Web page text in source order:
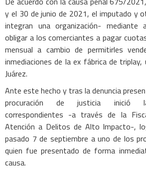
y el 30 de junio de 2021, el imputado y
integran una organización- mediante
obligar a los comerciantes a pagar
mensual a cambio de permitirles
inmediaciones de la ex fábrica de triplay,
Juárez.
Ante este hecho y tras la denuncia
procuración de justicia inició
correspondientes -a través de la
Atención a Delitos de Alto Impacto-,
pasado 7 de septiembre a uno de los
quien fue presentado de forma
causa.